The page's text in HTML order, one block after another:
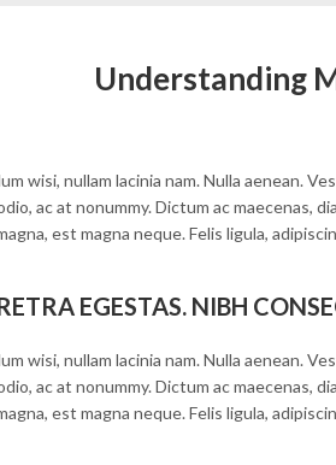
Understanding
wisi, nullam lacinia nam. Nulla aenean.
ac at nonummy. Dictum ac maecenas,
est magna neque. Felis ligula,
EGESTAS. NIBH
wisi, nullam lacinia nam. Nulla aenean.
ac at nonummy. Dictum ac maecenas,
est magna neque. Felis ligula,